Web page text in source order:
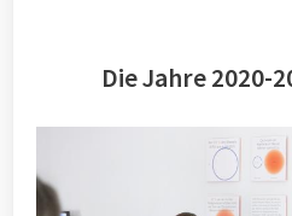
Die Jahre 2020-